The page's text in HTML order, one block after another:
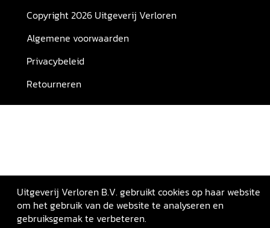
Copyright 2026 Uitgeverij Verloren
Algemene voorwaarden
Privacybeleid
Retourneren
Uitgeverij Verloren B.V. gebruikt cookies op haar website
om het gebruik van de website te analyseren en
gebruiksgemak te verbeteren.